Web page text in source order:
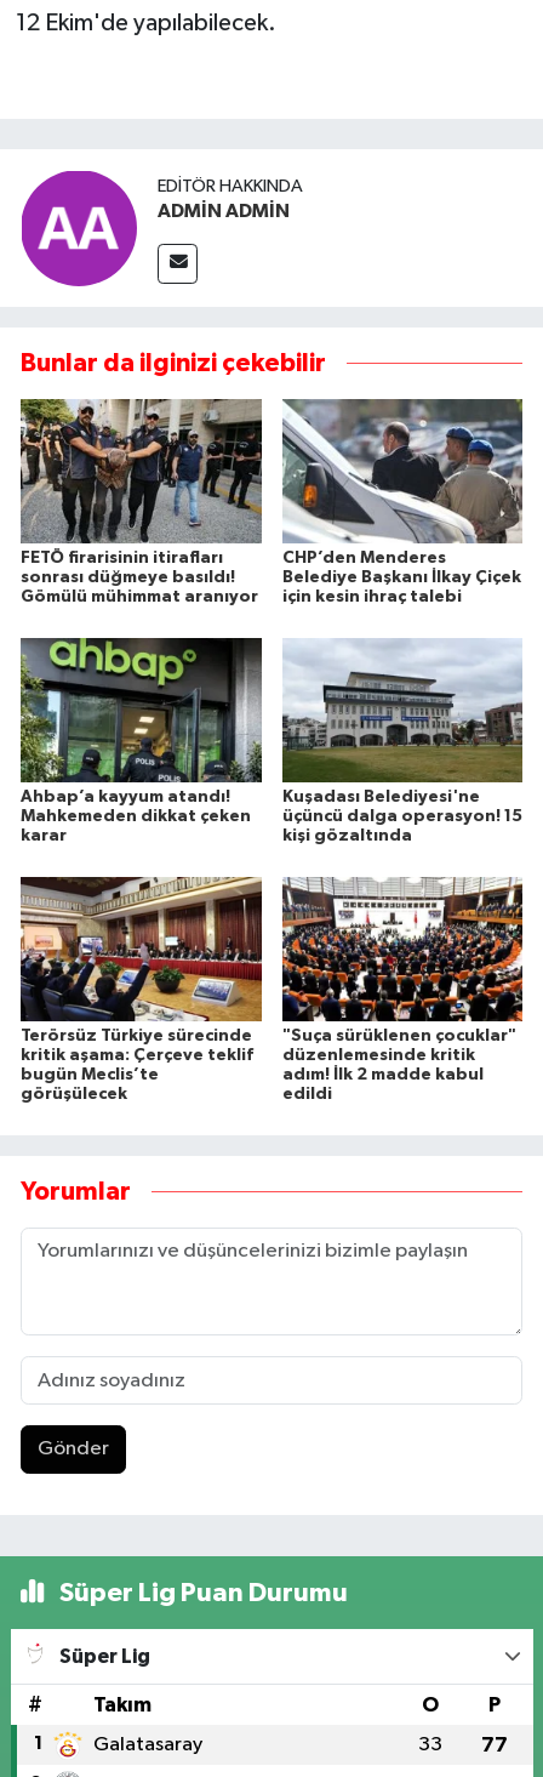
12 Ekim'de yapılabilecek.
EDITÖR HAKKINDA
ADMİN ADMİN
Bunlar da ilginizi çekebilir
FETÖ firarisinin itirafları
sonrası düğmeye basıldı!
Gömülü mühimmat aranıyor
CHP’den Menderes
Belediye Başkanı İlkay Çiçek
için kesin ihraç talebi
Ahbap’a kayyum atandı!
Mahkemeden dikkat çeken
karar
Kuşadası Belediyesi'ne
üçüncü dalga operasyon! 15
kişi gözaltında
Terörsüz Türkiye sürecinde
kritik aşama: Çerçeve teklif
bugün Meclis’te
görüşülecek
"Suça sürüklenen çocuklar"
düzenlemesinde kritik
adım! İlk 2 madde kabul
edildi
Yorumlar
Gönder
Süper Lig Puan Durumu
Süper Lig
# Takım O P
1 Galatasaray 33 77